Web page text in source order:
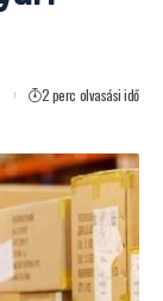
2 perc olvasási idő